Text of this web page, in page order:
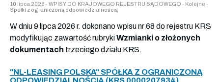
10 lipca 2026 - WPISY DO KRAJOWEGO REJESTRU SĄDOWEGO - Kolejne -
Spółki z ograniczoną odpowiedzialnością
W dniu 9 lipca 2026 r. dokonano wpisu nr 68 do rejestru KRS
modyfikując zawartość rubrykiWzmianki o złożonych
dokumentach trzeciego działu KRS.
"NL-LEASING POLSKA" SPÓŁKA Z OGRANICZONĄ
ODPOWIEDZIALNOŚCIĄ (KRS 0000207934)